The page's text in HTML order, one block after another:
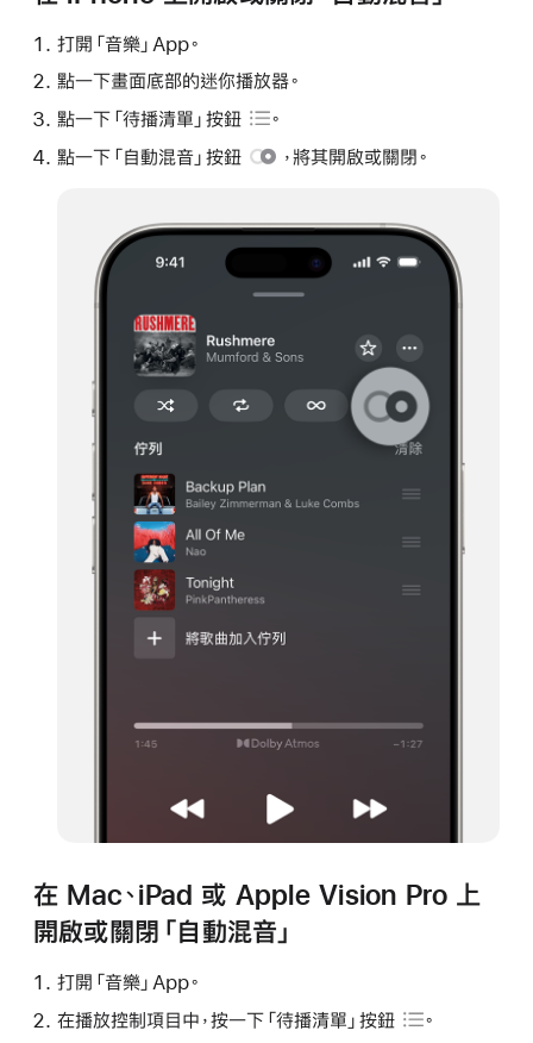
打開「音樂」App。
點一下畫面底部的迷你播放器。
點一下「待播清單」按鈕
。
點一下「自動混音」按鈕 ，將其開啟或關閉。
在 Mac、iPad 或 Apple Vision Pro 上
開啟或關閉「自動混音」
打開「音樂」App。
在播放控制項目中，按一下「待播清單」按鈕
。